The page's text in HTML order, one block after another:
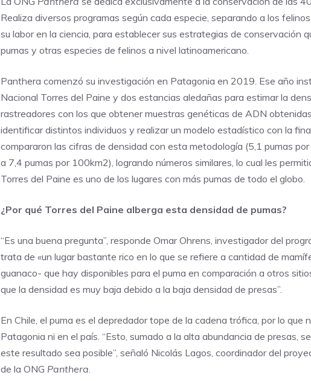
Realiza diversos programas según cada especie, separando a los
su labor en la ciencia, para establecer sus estrategias de conservación
pumas y otras especies de felinos a nivel latinoamericano.
Panthera comenzó su investigación en Patagonia en 2019. Ese año
Nacional Torres del Paine y dos estancias aledañas para estimar la
rastreadores con los que obtener muestras genéticas de ADN
identificar distintos individuos y realizar un modelo estadístico con la
compararon las cifras de densidad con esta metodología (5,1 pumas
a 7,4 pumas por 100km2), logrando números similares, lo cual les
Torres del Paine es uno de los lugares con más pumas de todo el globo.
¿Por qué Torres del Paine alberga esta densidad de pumas?
“Es una buena pregunta”, responde Omar Ohrens, investigador del
trata de «un lugar bastante rico en lo que se refiere a cantidad de
guanaco- que hay disponibles para el puma en comparación a otros
que la densidad es muy baja debido a la baja densidad de presas”.
En Chile, el puma es el depredador tope de la cadena trófica, por lo
Patagonia ni en el país. “Esto, sumado a la alta abundancia de presas,
este resultado sea posible”, señaló Nicolás Lagos, coordinador del
de la ONG Panthera